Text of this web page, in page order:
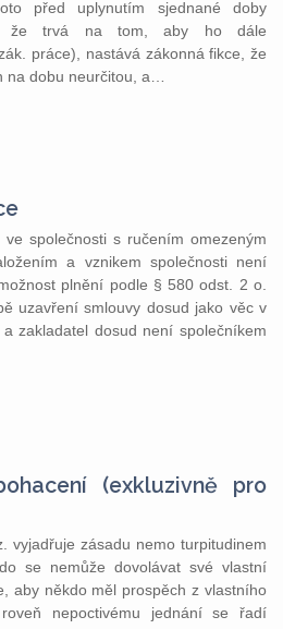
před uplynutím sjednané doby
že trvá na tom, aby ho dále
práce), nastává zákonná fikce, že
na dobu neurčitou, a…
společnosti s ručením omezeným
a vznikem společnosti není
plnění podle § 580 odst. 2 o.
uzavření smlouvy dosud jako věc v
zakladatel dosud není společníkem
(exkluzivně pro
vyjadřuje zásadu nemo turpitudinem
se nemůže dovolávat své vlastní
aby někdo měl prospěch z vlastního
nepoctivému jednání se řadí